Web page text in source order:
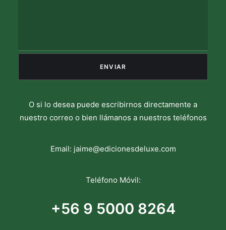
O si lo desea puede escribirnos directamente a
nuestro correo o bien llámanos a nuestros teléfonos
Email: jaime@edicionesdeluxe.com
Teléfono Móvil:
+56 9 5000 8264